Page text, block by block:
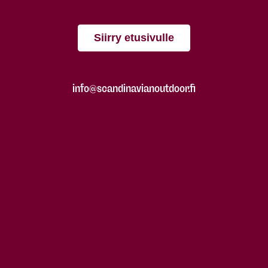
Siirry etusivulle
info@scandinavianoutdoor.fi